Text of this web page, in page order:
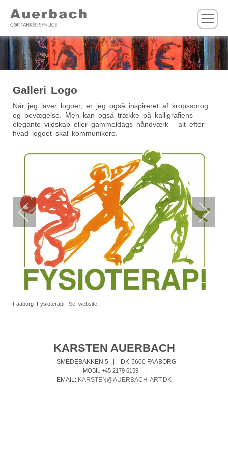
Galleri Logo
Når jeg laver logoer, er jeg også inspireret af kropssprog
og bevægelse. Men kan også trække på kalligrafiens
elegante vildskab eller gammeldags håndværk - alt efter
hvad logoet skal kommunikere.
Faaborg Fysioterapi. Se website
KARSTEN AUERBACH
SMEDEBAKKEN 5 | DK-5600 FAABORG
MOBIL +45 2179 6159
|
EMAIL: KARSTEN@AUERBACH-ART.DK